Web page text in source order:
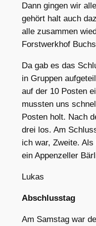
Dann gingen wir
gehört halt auch
alle zusammen
Forstwerkhof
Da gab es das
in Gruppen
auf der 10 Posten
mussten uns
Posten holt. Nach
drei los. Am
ich war, Zweite.
ein Appenzeller
Lukas
Abschlusstag
Am Samstag war